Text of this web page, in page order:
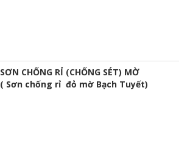
SƠN CHỐNG RỈ (CHỐNG SÉT) MỜ
( Sơn chống rỉ đỏ mờ Bạch Tuyết)